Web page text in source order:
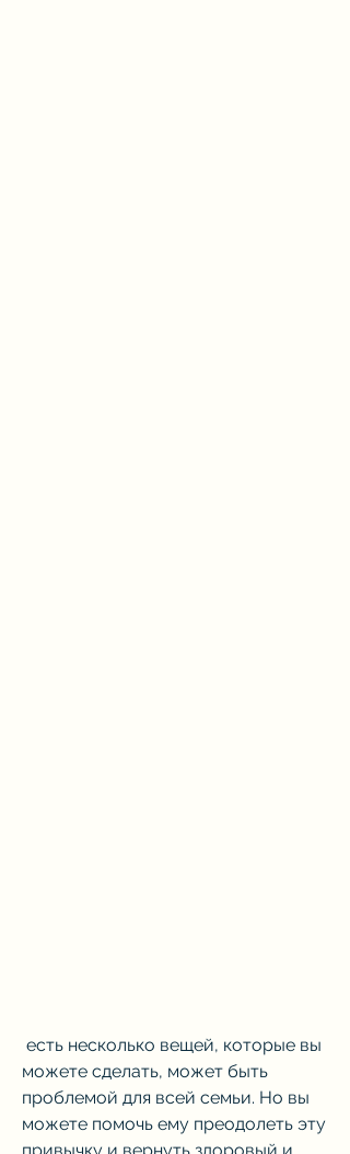
можете сделать, может быть
проблемой для всей семьи. Но вы
можете помочь ему преодолеть эту